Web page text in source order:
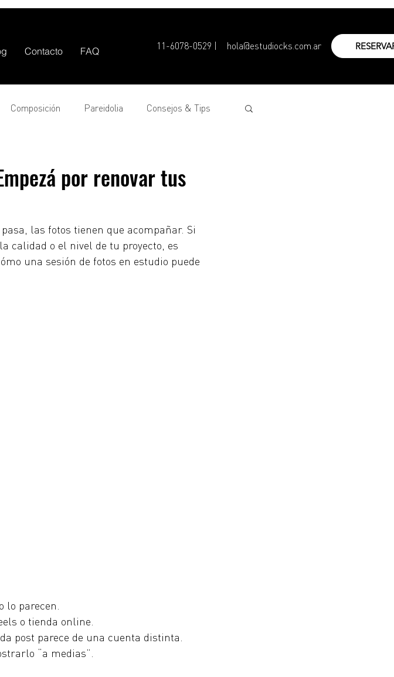
Contacto FAQ 11-6078-0529 | hola@estudiocks.com.ar
Composición Pareidolia Consejos & Tips
por renovar tus
las fotos tienen que acompañar. Si
calidad o el nivel de tu proyecto, es
una sesión de fotos en estudio puede
lo parecen.
o tienda online.
post parece de una cuenta distinta.
“a medias”.